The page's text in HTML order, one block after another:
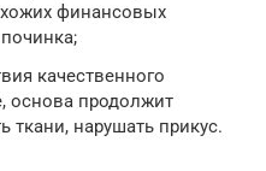
финансовых
качественного
основа продолжит
ткани, нарушать прикус.